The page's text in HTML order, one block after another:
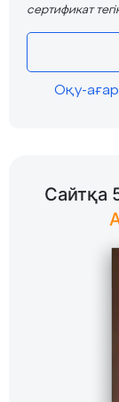
сертификат
Оқу-
Сайтқа